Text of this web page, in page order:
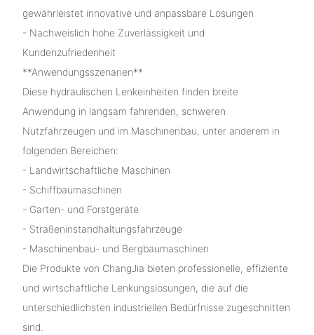
gewährleistet innovative und anpassbare Lösungen
- Nachweislich hohe Zuverlässigkeit und
Kundenzufriedenheit
**Anwendungsszenarien**
Diese hydraulischen Lenkeinheiten finden breite
Anwendung in langsam fahrenden, schweren
Nutzfahrzeugen und im Maschinenbau, unter anderem in
folgenden Bereichen:
- Landwirtschaftliche Maschinen
- Schiffbaumaschinen
- Garten- und Forstgeräte
- Straßeninstandhaltungsfahrzeuge
- Maschinenbau- und Bergbaumaschinen
Die Produkte von ChangJia bieten professionelle, effiziente
und wirtschaftliche Lenkungslösungen, die auf die
unterschiedlichsten industriellen Bedürfnisse zugeschnitten
sind.